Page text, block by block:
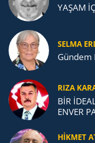
YAŞAM
SELMA
Gündem
RIZA
BİR
ENVER
HİKMET